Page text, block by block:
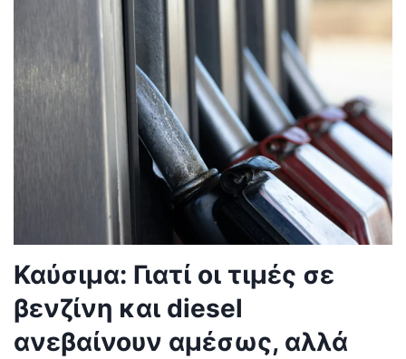
Καύσιμα: Γιατί οι τιμές σε
βενζίνη και diesel
ανεβαίνουν αμέσως, αλλά